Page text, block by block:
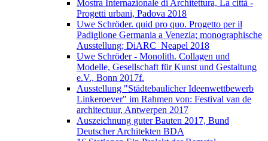
Mostra Internazionale di Architettura, La città -
Progetti urbani, Padova 2018
Uwe Schröder. quid pro quo. Progetto per il
Padiglione Germania a Venezia; monographische
Ausstellung; DiARC_Neapel 2018
Uwe Schröder - Monolith. Collagen und
Modelle, Gesellschaft für Kunst und Gestaltung
e.V., Bonn 2017f.
Ausstellung "Städtebaulicher Ideenwettbewerb
Linkeroever" im Rahmen von: Festival van de
architectuur, Antwerpen 2017
Auszeichnung guter Bauten 2017, Bund
Deutscher Architekten BDA